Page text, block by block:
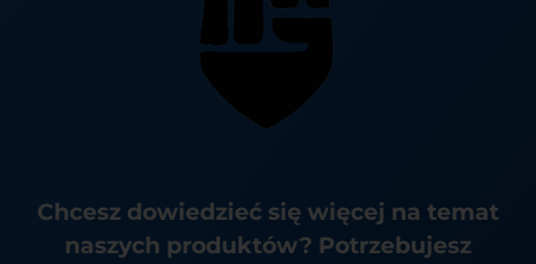
Chcesz dowiedzieć się więcej na temat
naszych produktów? Potrzebujesz